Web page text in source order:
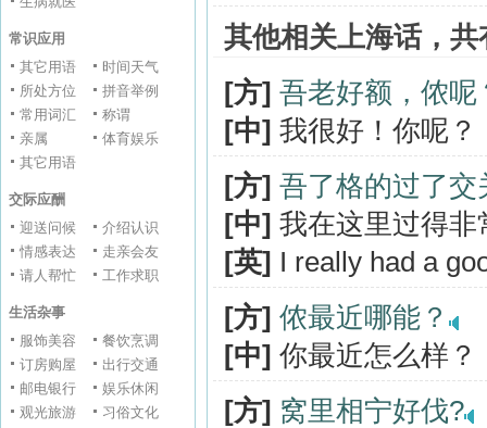
常识应用
其它用语
时间天气
所处方位
拼音举例
常用词汇
称谓
亲属
体育娱乐
其它用语
交际应酬
迎送问候
介绍认识
情感表达
走亲会友
请人帮忙
工作求职
生活杂事
服饰美容
餐饮烹调
订房购屋
出行交通
邮电银行
娱乐休闲
观光旅游
习俗文化
其他相关上海话，共
[方] 吾老好额，侬呢
[中] 我很好！你呢？
[方] 吾了格的过了交
[中] 我在这里过得非
[英] I really had a
[方] 侬最近哪能？
[中] 你最近怎么样？
[方] 窝里相宁好伐?